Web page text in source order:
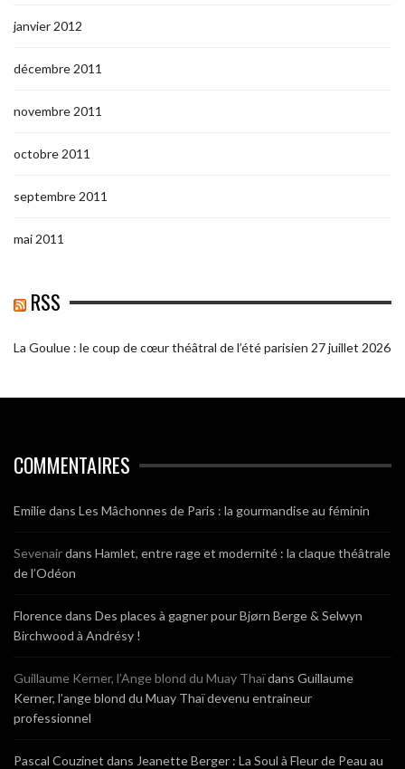
janvier 2012
décembre 2011
novembre 2011
octobre 2011
septembre 2011
mai 2011
RSS
La Goulue : le coup de cœur théâtral de l’été parisien 27 juillet 2026
COMMENTAIRES
Emiliedans Les Mâchonnes de Paris : la gourmandise au féminin
Sevenairdans Hamlet, entre rage et modernité : la claque théâtrale
de l’Odéon
Florencedans Des places à gagner pour Bjørn Berge & Selwyn
Birchwood à Andrésy !
Guillaume Kerner, l’Ange blond du Muay Thaïdans Guillaume
Kerner, l’ange blond du Muay Thaï devenu entraineur
professionnel
Pascal Couzinet dans Jeanette Berger : La Soul à Fleur de Peau au